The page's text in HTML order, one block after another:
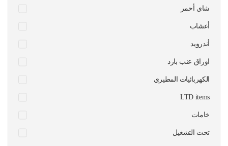
شاي أحمر
أعشاب
أندرويد
اوراق عنب بارد
الكهربائيات المطيري
LTD items
خامات
تحت التشغيل